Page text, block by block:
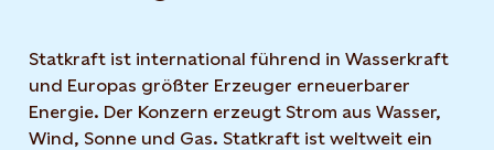
Statkraft ist international führend in Wasserkraft
und Europas größter Erzeuger erneuerbarer
Energie. Der Konzern erzeugt Strom aus Wasser,
Wind, Sonne und Gas. Statkraft ist weltweit ein